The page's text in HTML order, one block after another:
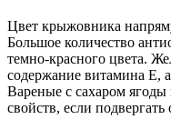
Цвет крыжовника
Большое количество
темно-красного цвета.
содержание витамина Е,
Вареные с сахаром ягоды
свойств, если